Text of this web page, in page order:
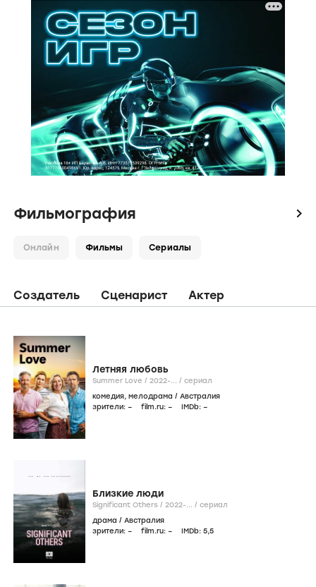
Фильмография icon
Онлайн Фильмы Сериалы
Создатель Сценарист Актер
Летняя любовь
Summer Love / 2022-... / сериал
комедия, мелодрама / Австралия
зрители: – film.ru: – IMDb: –
Близкие люди
Significant Others / 2022-... / сериал
драма / Австралия
зрители: – film.ru: – IMDb: 5,5